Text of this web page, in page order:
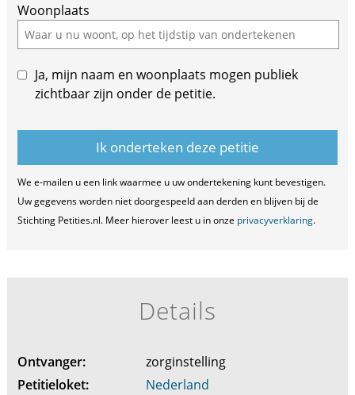
Woonplaats
Ja, mijn naam en woonplaats mogen publiek
zichtbaar zijn onder de petitie.
We e-mailen u een link waarmee u uw ondertekening kunt bevestigen.
Uw gegevens worden niet doorgespeeld aan derden en blijven bij de
Stichting Petities.nl. Meer hierover leest u in onze privacyverklaring.
Details
Ontvanger:
zorginstelling
Petitieloket:
Nederland